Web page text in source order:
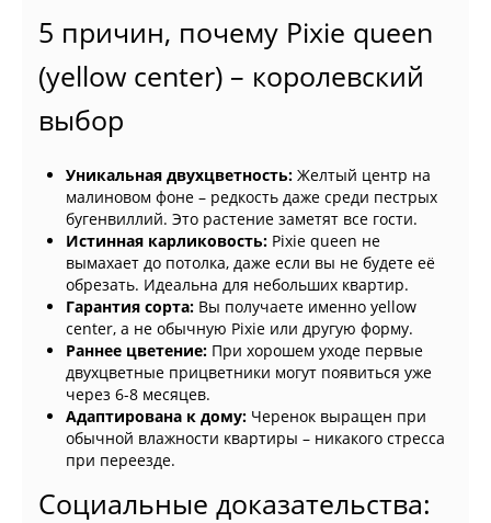
5 причин, почему Pixie queen
(yellow center) – королевский
выбор
Уникальная двухцветность: Желтый центр на
малиновом фоне – редкость даже среди пестрых
бугенвиллий. Это растение заметят все гости.
Истинная карликовость: Pixie queen не
вымахает до потолка, даже если вы не будете её
обрезать. Идеальна для небольших квартир.
Гарантия сорта: Вы получаете именно yellow
center, а не обычную Pixie или другую форму.
Раннее цветение: При хорошем уходе первые
двухцветные прицветники могут появиться уже
через 6-8 месяцев.
Адаптирована к дому: Черенок выращен при
обычной влажности квартиры – никакого стресса
при переезде.
Социальные доказательства: